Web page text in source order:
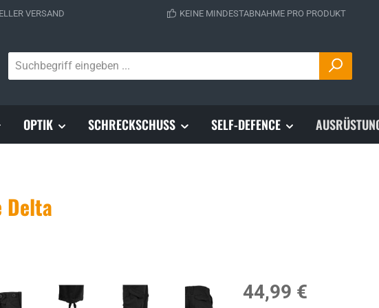
VERSAND KEINE MINDESTABNAHME PRO PRODUKT
OPTIK SCHRECKSCHUSS SELF-DEFENCE
Delta
Regulärer Preis:
44,99 €